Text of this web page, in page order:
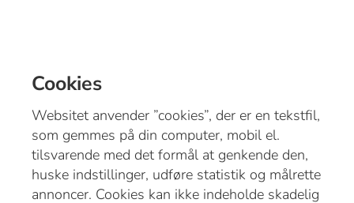
Cookies
Websitet anvender ”cookies”, der er en tekstfil,
som gemmes på din computer, mobil el.
tilsvarende med det formål at genkende den,
huske indstillinger, udføre statistik og målrette
annoncer. Cookies kan ikke indeholde skadelig